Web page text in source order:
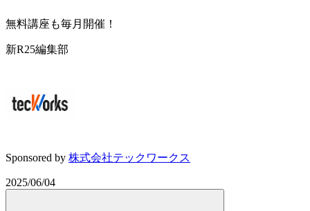
無料講座も毎月開催！
新R25編集部
Sponsored by 株式会社テックワークス
2025/06/04